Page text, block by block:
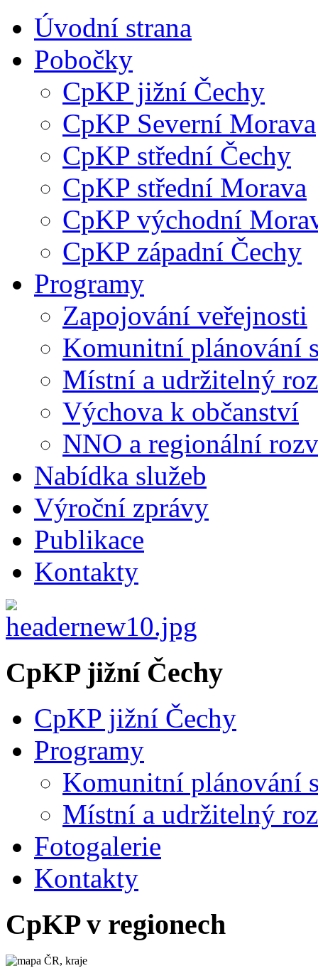
Úvodní strana
Pobočky
CpKP jižní Čechy
CpKP Severní Morava
CpKP střední Čechy
CpKP střední Morava
CpKP východní
CpKP západní Čechy
Programy
Zapojování veřejnosti
Komunitní plánování
Místní a udržitelný
Výchova k občanství
NNO a regionální
Nabídka služeb
Výroční zprávy
Publikace
Kontakty
CpKP jižní Čechy
CpKP jižní Čechy
Programy
Komunitní plánování
Místní a udržitelný
Fotogalerie
Kontakty
CpKP v regionech